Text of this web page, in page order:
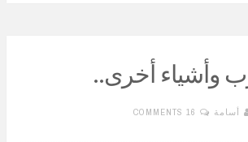
وأشياء أخرى..
أسامة 16 COMMENTS